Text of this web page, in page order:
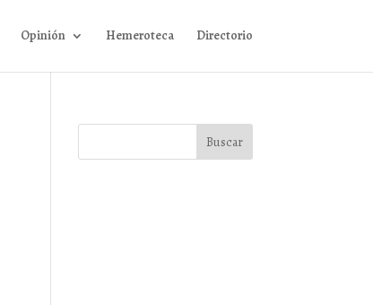
Opinión Hemeroteca Directorio